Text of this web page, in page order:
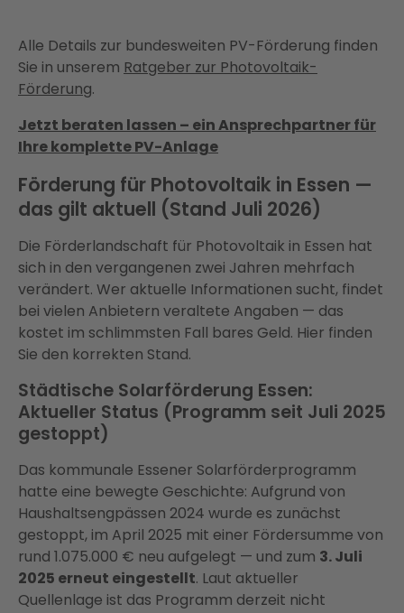
Alle Details zur bundesweiten PV-Förderung finden
Sie in unserem Ratgeber zur Photovoltaik-
Förderung.
Jetzt beraten lassen – ein Ansprechpartner für
Ihre komplette PV-Anlage
Förderung für Photovoltaik in Essen —
das gilt aktuell (Stand Juli 2026)
Die Förderlandschaft für Photovoltaik in Essen hat
sich in den vergangenen zwei Jahren mehrfach
verändert. Wer aktuelle Informationen sucht, findet
bei vielen Anbietern veraltete Angaben — das
kostet im schlimmsten Fall bares Geld. Hier finden
Sie den korrekten Stand.
Städtische Solarförderung Essen:
Aktueller Status (Programm seit Juli 2025
gestoppt)
Das kommunale Essener Solarförderprogramm
hatte eine bewegte Geschichte: Aufgrund von
Haushaltsengpässen 2024 wurde es zunächst
gestoppt, im April 2025 mit einer Fördersumme von
rund 1.075.000 € neu aufgelegt — und zum 3. Juli
2025 erneut eingestellt. Laut aktueller
Quellenlage ist das Programm derzeit nicht